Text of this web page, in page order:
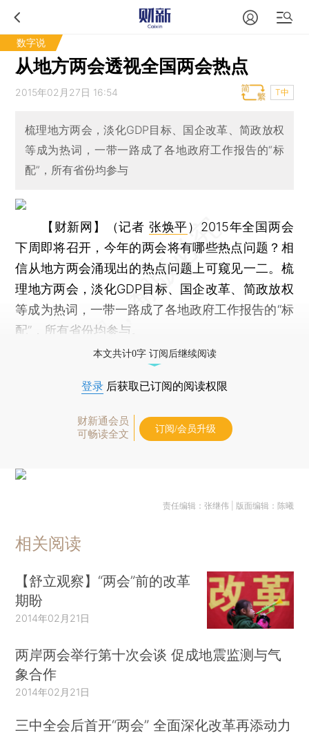
数字说
从地方两会透视全国两会热点
2015年02月27日 16:54 T中
梳理地方两会，淡化GDP目标、国企改革、简政放权
等成为热词，一带一路成了各地政府工作报告的“标
配”，所有省份均参与
【财新网】（记者 张焕平） 2015年全国两会
下周即将召开，今年的两会将有哪些热点问题？相
信从地方两会涌现出的热点问题上可窥见一二。梳
理地方两会，淡化GDP目标、国企改革、简政放权
等成为热词，一带一路成了各地政府工作报告的“标
配”，所有省份均参与。
本文共计0字 订阅后继续阅读
登录 后获取已订阅的阅读权限
财新通会员
可畅读全文
订阅/会员升级
责任编辑：张继伟 | 版面编辑：陈曦
相关阅读
【舒立观察】“两会”前的改革
期盼
2014年02月21日
两岸两会举行第十次会谈 促成地震监测与气
象合作
2014年02月21日
三中全会后首开“两会” 全面深化改革再添动力